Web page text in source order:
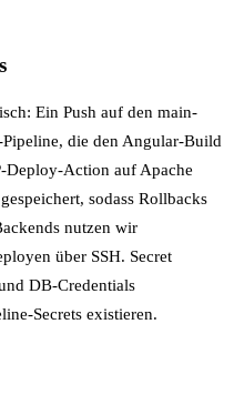
Ein Push auf den main-
die den Angular-Build
Deploy-Action auf Apache
sodass Rollbacks
nutzen wir
über SSH. Secret
DB-Credentials
Secrets existieren.